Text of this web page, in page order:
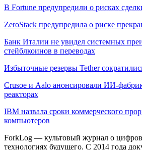
В Fortune предупредили о рисках
ZeroStack предупредила о риске
Банк Италии не увидел системных
стейблкоинов в переводах
Избыточные резервы Tether
Crusoe и Aalo анонсировали ИИ-
реакторах
IBM назвала сроки коммерческого
компьютеров
ForkLog — культовый журнал о
технологиях будущего. С 2014 года